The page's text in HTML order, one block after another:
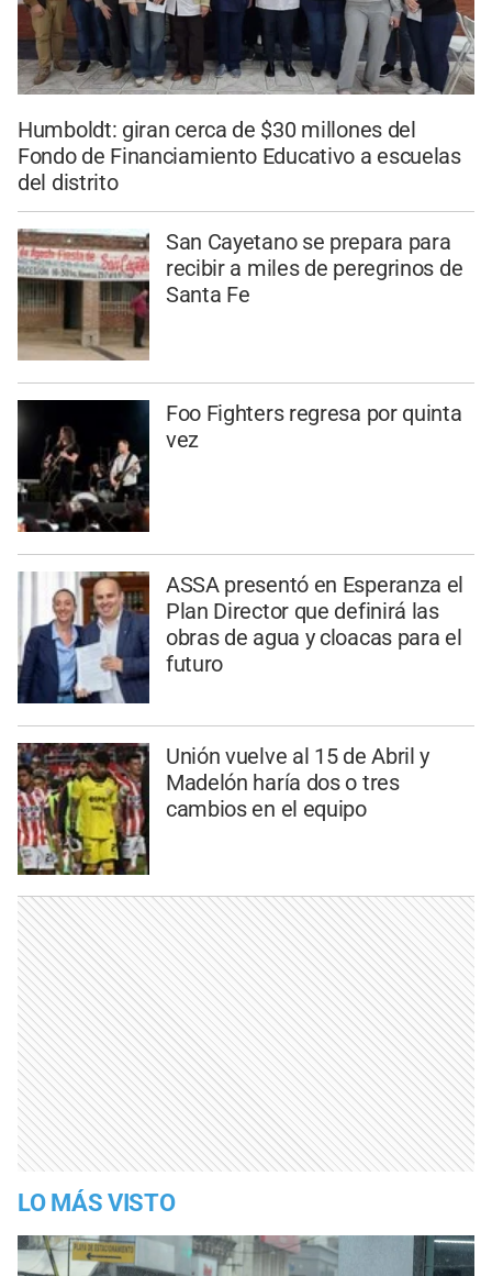
Humboldt: giran cerca de $30 millones del
Fondo de Financiamiento Educativo a escuelas
del distrito
San Cayetano se prepara para
recibir a miles de peregrinos de
Santa Fe
Foo Fighters regresa por quinta
vez
ASSA presentó en Esperanza el
Plan Director que definirá las
obras de agua y cloacas para el
futuro
Unión vuelve al 15 de Abril y
Madelón haría dos o tres
cambios en el equipo
LO MÁS VISTO